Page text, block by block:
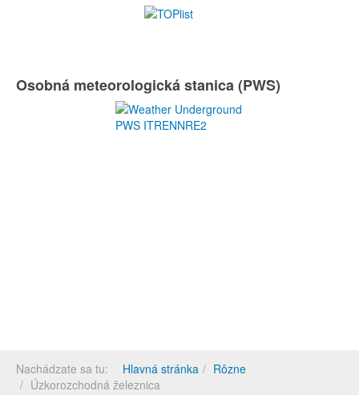
Osobná meteorologická stanica (PWS)
Nachádzate sa tu: Hlavná stránka
Rôzne
Úzkorozchodná železnica